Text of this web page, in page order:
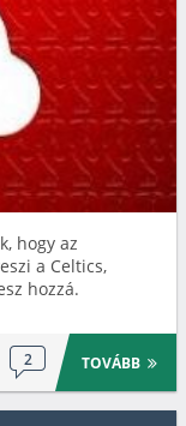
hogy az
a Celtics,
hozzá.
2 TOVÁBB